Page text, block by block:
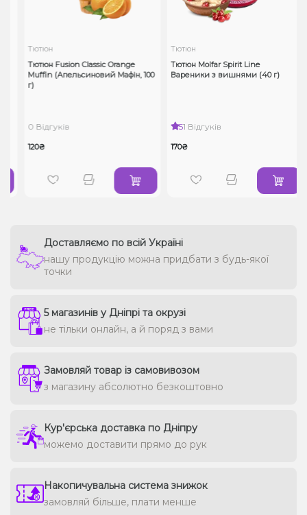
Тютюн
Тютюн Fusion Classic Orange
Muffin (Апельсиновий Мафін, 100
г)
0 Відгуків
120₴
Тютюн
Тютюн Molfar Spirit Line
Вареники з вишнями (40 г)
51 Відгуків
170₴
Доставляємо по всій Україні
нашу продукцію можна придбати з будь-якої
точки
5 магазинів у Дніпрі та окрузі
не тільки онлайн, а й поряд з вами
Замовляй товар із самовивозом
з магазину абсолютно безкоштовно
Кур'єрська доставка по Дніпру
можемо доставити прямо до рук
Накопичувальна система знижок
замовляй більше, плати менше